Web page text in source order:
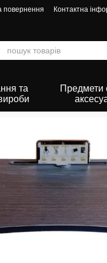
повернення Контактна
та
Предмети